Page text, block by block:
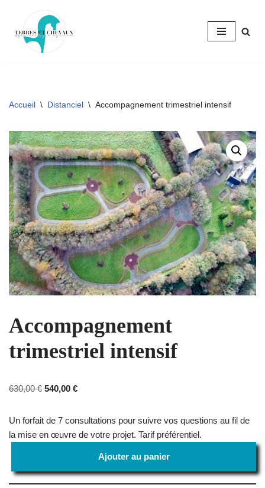
Aller
Accueil \ Distanciel \ Accompagnement trimestriel intensif
Accompagnement
trimestriel intensif
630,00€ 540,00 €
Un forfait de 7 consultations pour suivre vos questions au fil de
la mise en œuvre de votre projet. Tarif préférentiel.
Ajouter au panier